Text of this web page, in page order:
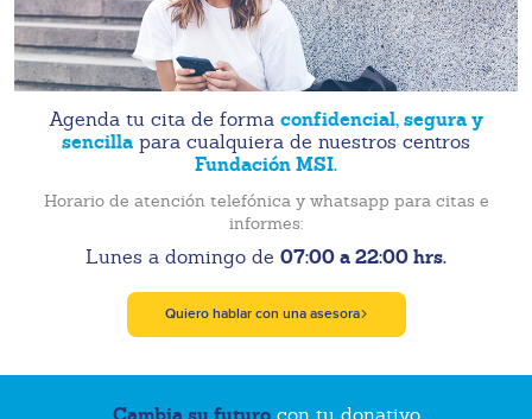
Agenda tu cita de forma confidencial, segura y
sencilla para cualquiera de nuestros centros
Fundación MSI.
Horario de atención telefónica y whatsapp para citas e
informes:
Lunes a domingo de 07:00 a 22:00 hrs.
Quiero hablar con una asesora